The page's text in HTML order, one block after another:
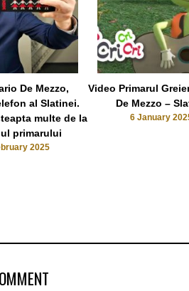
De Mezzo,
al Slatinei.
multe de la
primarului
2025
Video Primarul
De Mezzo –
6 January